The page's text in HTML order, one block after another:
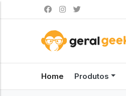
Home Produtos